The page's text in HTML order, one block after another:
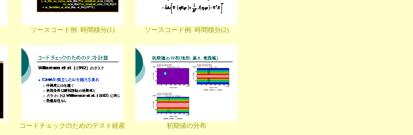
ソースコード例: 時間積分(1) ソースコード例: 時間積分(2)
コードチェックのためのテスト経産 初期値の分布